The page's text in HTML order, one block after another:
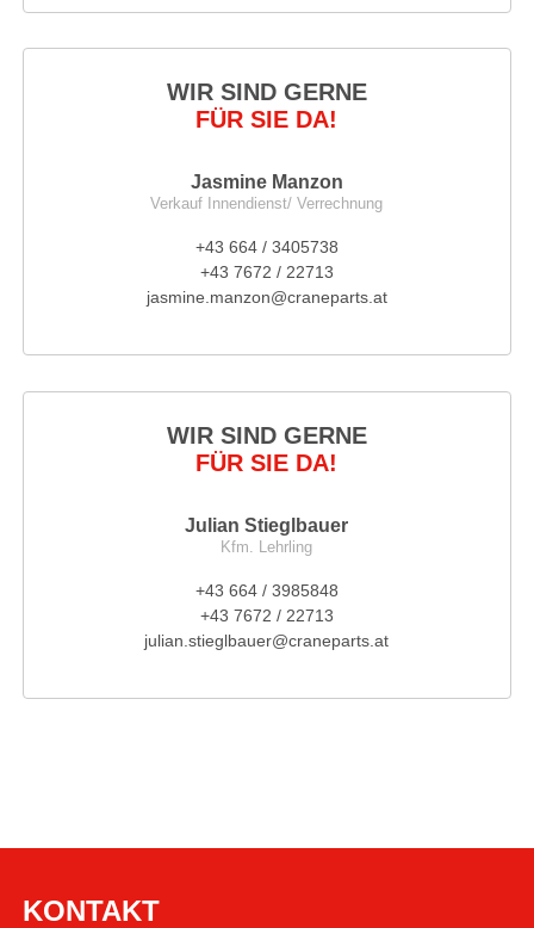
WIR SIND GERNE
FÜR SIE DA!
Jasmine Manzon
Verkauf Innendienst/ Verrechnung
+43 664 / 3405738
+43 7672 / 22713
jasmine.manzon@craneparts.at
WIR SIND GERNE
FÜR SIE DA!
Julian Stieglbauer
Kfm. Lehrling
+43 664 / 3985848
+43 7672 / 22713
julian.stieglbauer@craneparts.at
KONTAKT